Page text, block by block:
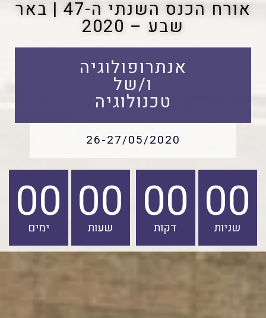
אורח הכנס השנתי ה-47 | באר
שבע – 2020
אנתרופולוגיה
ו/של
טכנולוגיה
26-27/05/2020
00
ימים 00
שעות 00
דקות 00
שניות